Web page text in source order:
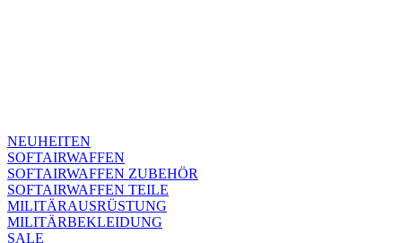
NEUHEITEN
SOFTAIRWAFFEN
SOFTAIRWAFFEN ZUBEHÖR
SOFTAIRWAFFEN TEILE
MILITÄRAUSRÜSTUNG
MILITÄRBEKLEIDUNG
SALE